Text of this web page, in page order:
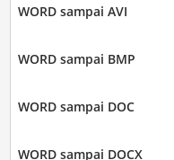
WORD sampai AVI
WORD sampai BMP
WORD sampai DOC
WORD sampai DOCX